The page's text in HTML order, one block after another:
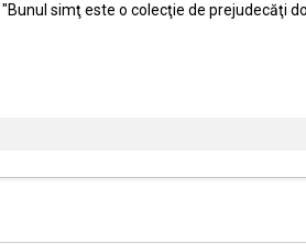
"Bunul simţ este o colecţie de prejudecăţi